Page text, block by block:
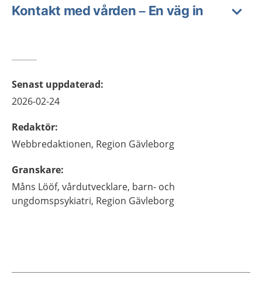
Kontakt med vården – En väg in
Senast uppdaterad:
2026-02-24
Redaktör:
Webbredaktionen, Region Gävleborg
Granskare:
Måns Lööf, vårdutvecklare, barn- och
ungdomspsykiatri, Region Gävleborg